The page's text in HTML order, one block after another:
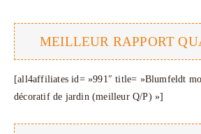
MEILLEUR RAPPORT
[all4affiliates id= »991″ title= »Blumfeldt
décoratif de jardin (meilleur Q/P) »]